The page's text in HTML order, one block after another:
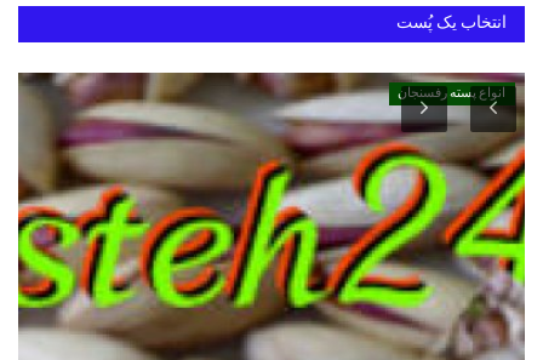
انتخاب یک پُست
انواع پسته رفسنجان